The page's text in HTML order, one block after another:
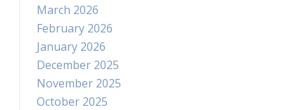
March 2026
February 2026
January 2026
December 2025
November 2025
October 2025